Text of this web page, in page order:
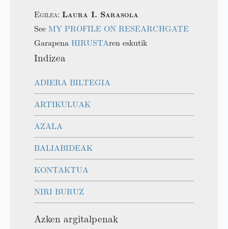
Egilea: Laura I. Sarasola
See MY PROFILE ON RESEARCHGATE
Garapena HIRUSTAren eskutik
Indizea
ADIERA BILTEGIA
ARTIKULUAK
AZALA
BALIABIDEAK
KONTAKTUA
NIRI BURUZ
Azken argitalpenak